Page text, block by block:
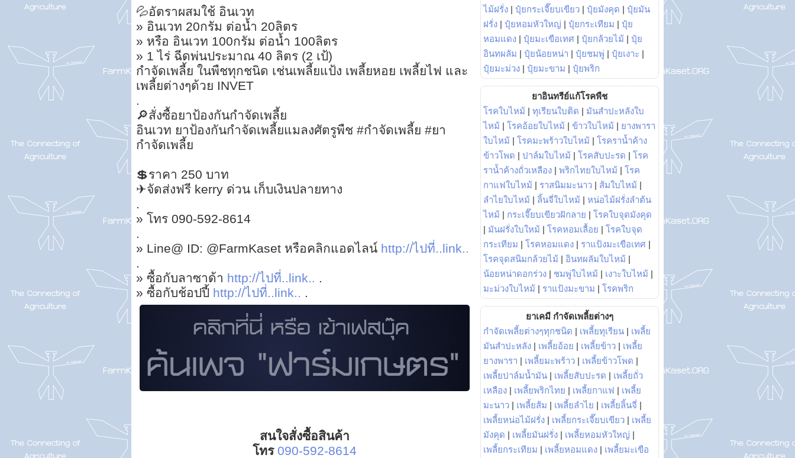
💦อัตราผสมใช้ อินเวท
» อินเวท 20กรัม ต่อน้ำ 20ลิตร
» หรือ อินเวท 100กรัม ต่อน้ำ 100ลิตร
» 1 ไร่ ฉีดพ่นประมาณ 40 ลิตร (2 เป้)
กำจัดเพลี้ย ในพืชทุกชนิด เช่นเพลี้ยแป้ง เพลี้ยหอย เพลี้ยไฟ และ
เพลี้ยต่างๆด้วย INVET
.
🔎สั่งซื้อยาป้องกันกำจัดเพลี้ย
อินเวท ยาป้องกันกำจัดเพลี้ยแมลงศัตรูพืช #กำจัดเพลี้ย #ยา
กำจัดเพลี้ย
💲ราคา 250 บาท
✈จัดส่งฟรี kerry ด่วน เก็บเงินปลายทาง
.
» โทร 090-592-8614
.
» Line@ ID: @FarmKaset หรือคลิกแอดไลน์ http://ไปที่..link..
.
» ซื้อกับลาซาด้า http://ไปที่..link.. .
» ซื้อกับช้อปปี้ http://ไปที่..link.. .
สนใจสั่งซื้อสินค้า
โทร 090-592-8614
ไม้ฝรั่ง | ปุ๋ยกระเจี๊ยบเขียว | ปุ๋ยมังคุด | ปุ๋ยมัน
ฝรั่ง | ปุ๋ยหอมหัวใหญ่ | ปุ๋ยกระเทียม | ปุ๋ย
หอมแดง | ปุ๋ยมะเขือเทศ | ปุ๋ยกล้วยไม้ | ปุ๋ย
อินทผลัม | ปุ๋ยน้อยหน่า | ปุ๋ยชมพู่ | ปุ๋ยเงาะ |
ปุ๋ยมะม่วง | ปุ๋ยมะขาม | ปุ๋ยพริก
ยาอินทรีย์แก้โรคพืช
โรคใบไหม้ | ทุเรียนใบติด | มันสำปะหลังใบ
ไหม้ | โรคอ้อยใบไหม้ | ข้าวใบไหม้ | ยางพารา
ใบไหม้ | โรคมะพร้าวใบไหม้ | โรคราน้ำค้าง
ข้าวโพด | ปาล์มใบไหม้ | โรคสับปะรด | โรค
ราน้ำค้างถั่วเหลือง | พริกไทยใบไหม้ | โรค
กาแฟใบไหม้ | ราสนิมมะนาว | ส้มใบไหม้ |
ลำไยใบไหม้ | ลิ้นจี่ใบไหม้ | หน่อไม้ฝรั่งลำต้น
ไหม้ | กระเจี๊ยบเขียวฝักลาย | โรคใบจุดมังคุด
| มันฝรั่งใบใหม้ | โรคหอมเลื้อย | โรคใบจุด
กระเทียม | โรคหอมแดง | ราแป้งมะเขือเทศ |
โรคจุดสนิมกล้วยไม้ | อินทผลัมใบไหม้ |
น้อยหน่าดอกร่วง | ชมพู่ใบไหม้ | เงาะใบไหม้ |
มะม่วงใบไหม้ | ราแป้งมะขาม | โรคพริก
ยาเคมี กำจัดเพลี้ยต่างๆ
กำจัดเพลี้ยต่างๆทุกชนิด | เพลี้ยทุเรียน | เพลี้ย
มันสำปะหลัง | เพลี้ยอ้อย | เพลี้ยข้าว | เพลี้ย
ยางพารา | เพลี้ยมะพร้าว | เพลี้ยข้าวโพด |
เพลี้ยปาล์มน้ำมัน | เพลี้ยสับปะรด | เพลี้ยถั่ว
เหลือง | เพลี้ยพริกไทย | เพลี้ยกาแฟ | เพลี้ย
มะนาว | เพลี้ยส้ม | เพลี้ยลำไย | เพลี้ยลิ้นจี่ |
เพลี้ยหน่อไม้ฝรั่ง | เพลี้ยกระเจี๊ยบเขียว | เพลี้ย
มังคุด | เพลี้ยมันฝรั่ง | เพลี้ยหอมหัวใหญ่ |
เพลี้ยกระเทียม | เพลี้ยหอมแดง | เพลี้ยมะเขือ